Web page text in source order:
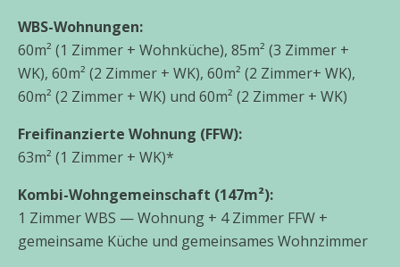
WBS-Wohnungen:
60m² (1 Zimmer + Wohnküche), 85m² (3 Zimmer +
WK), 60m² (2 Zimmer + WK), 60m² (2 Zimmer+ WK),
60m² (2 Zimmer + WK) und 60m² (2 Zimmer + WK)
Freifinanzierte Wohnung (FFW):
63m² (1 Zimmer + WK)*
Kombi-Wohngemeinschaft (147m²):
1 Zimmer WBS — Wohnung + 4 Zimmer FFW +
gemein­sa­me Küche und gemein­sa­mes Wohnzimmer